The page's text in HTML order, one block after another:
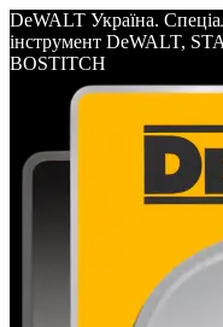
DeWALT Україна.
інструмент DeWALT,
BOSTITCH